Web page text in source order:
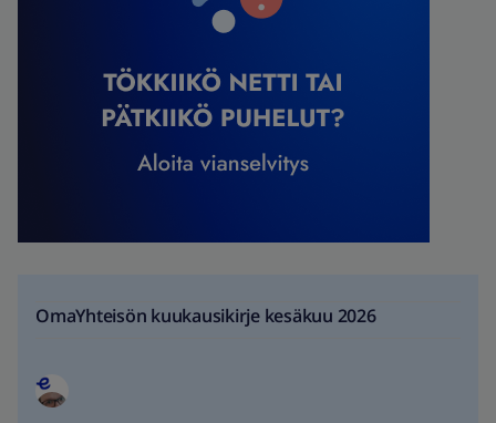
OmaYhteisön kuukausikirje kesäkuu 2026